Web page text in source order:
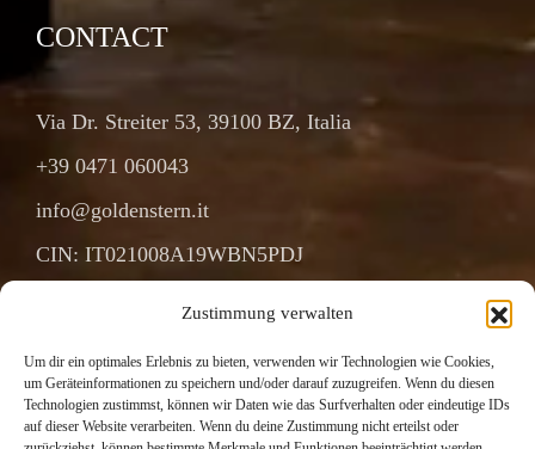
Zustimmung verwalten
Um dir ein optimales Erlebnis zu bieten, verwenden wir Technologien wie Cookies,
um Geräteinformationen zu speichern und/oder darauf zuzugreifen. Wenn du diesen
Technologien zustimmst, können wir Daten wie das Surfverhalten oder eindeutige IDs
auf dieser Website verarbeiten. Wenn du deine Zustimmung nicht erteilst oder
CONTACT
Via Dr. Streiter 53, 39100 BZ, Italia
+39 0471 060043
info@goldenstern.it
CIN: IT021008A19WBN5PDJ
Copyright © 2025. All Rights Reserved.
Privacy Policy